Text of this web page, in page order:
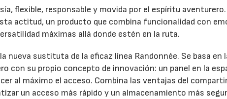
flexible, responsable y movida por el espíritu
actitud, un producto que combina funcionalidad con
máximas allá donde estén en la ruta.
nueva sustituta de la eficaz línea Randonnée. Se basa en
con su propio concepto de innovación: un panel en la
al máximo el acceso. Combina las ventajas del
un acceso más rápido y un almacenamiento más